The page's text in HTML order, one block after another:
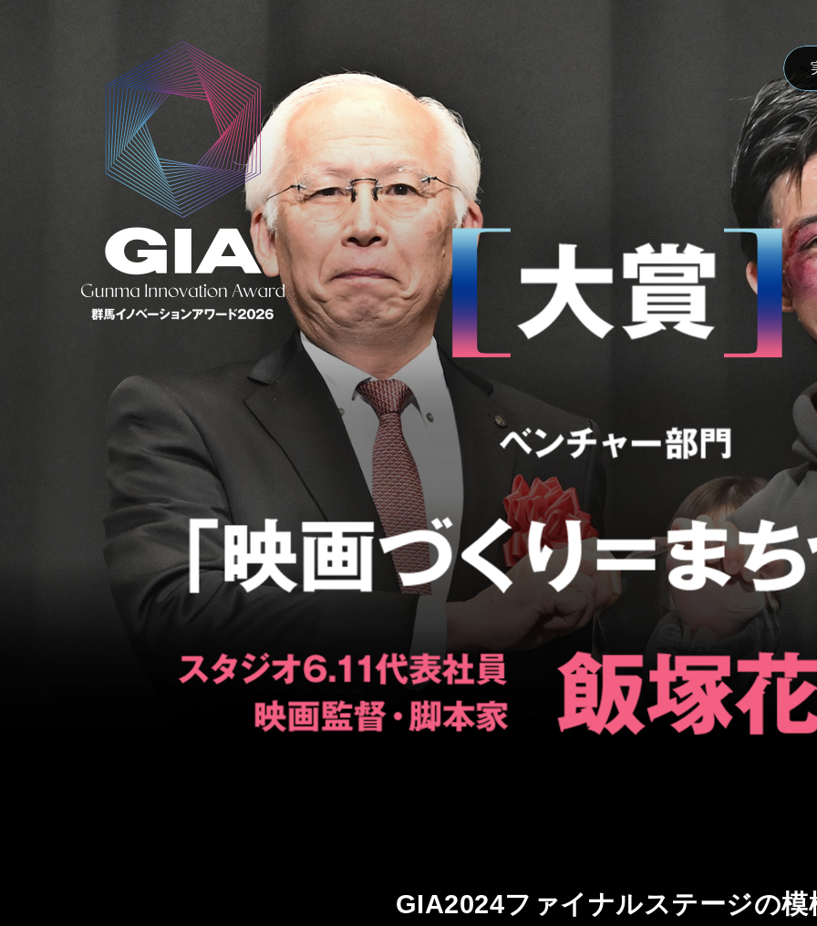
GIA2024ファイナルステージの模
Home
ホーム
GIAとは
News
ニュース
フォト